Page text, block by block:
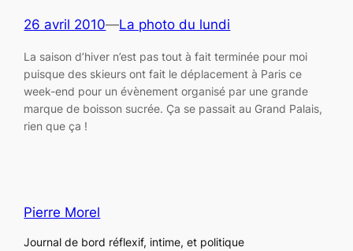
26 avril 2010—La photo du lundi
La saison d’hiver n’est pas tout à fait terminée pour moi
puisque des skieurs ont fait le déplacement à Paris ce
week-end pour un évènement organisé par une grande
marque de boisson sucrée. Ça se passait au Grand Palais,
rien que ça !
Pierre Morel
Journal de bord réflexif, intime, et politique